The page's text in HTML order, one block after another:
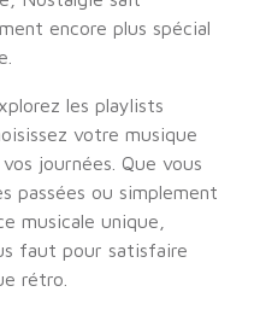
encore plus spécial
les playlists
votre musique
journées. Que vous
passées ou simplement
musicale unique,
faut pour satisfaire
rétro.